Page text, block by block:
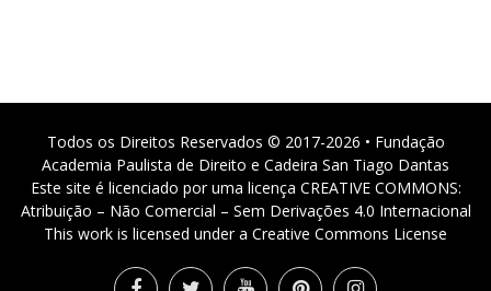
Todos os Direitos Reservados © 2017-2026 • Fundação
Academia Paulista de Direito e Cadeira San Tiago Dantas
Este site é licenciado por uma licença CREATIVE COMMONS:
Atribuição – Não Comercial – Sem Derivações 4.0 Internacional
This work is licensed under a Creative Commons License